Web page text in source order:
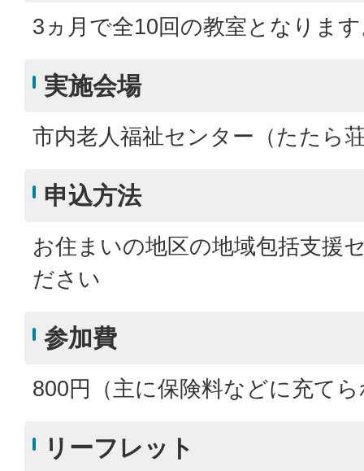
3ヵ月で全10回の教室となりま
実施会場
市内老人福祉センター（たたら
申込方法
お住まいの地区の地域包括支援
ださい
参加費
800円（主に保険料などに充て
リーフレット